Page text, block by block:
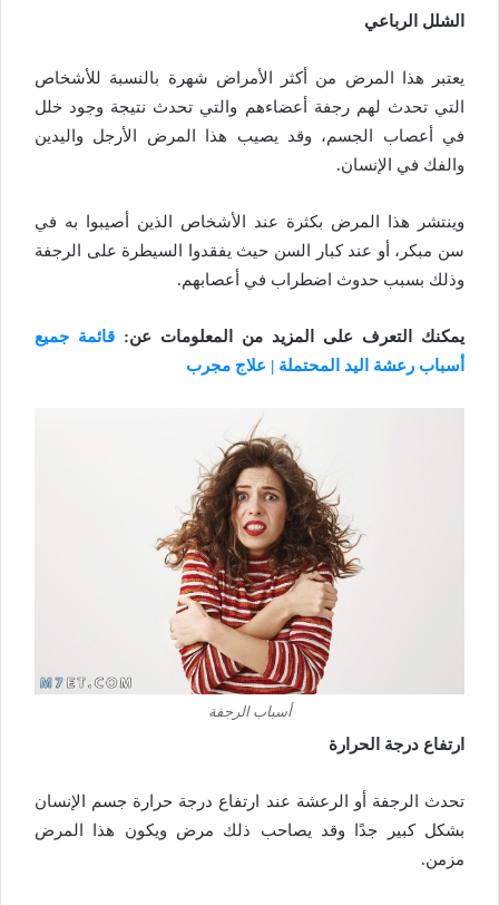
الشلل الرباعي
يعتبر هذا المرض من أكثر الأمراض شهرة بالنسبة للأشخاص
التي تحدث لهم رجفة أعضاءهم والتي تحدث نتيجة وجود خلل
في أعصاب الجسم، وقد يصيب هذا المرض الأرجل واليدين
والفك في الإنسان.
وينتشر هذا المرض بكثرة عند الأشخاص الذين أصيبوا به في
سن مبكر، أو عند كبار السن حيث يفقدوا السيطرة على الرجفة
وذلك بسبب حدوث اضطراب في أعصابهم.
يمكنك التعرف على المزيد من المعلومات عن: قائمة جميع
أسباب رعشة اليد المحتملة | علاج مجرب
أسباب الرجفة
ارتفاع درجة الحرارة
تحدث الرجفة أو الرعشة عند ارتفاع درجة حرارة جسم الإنسان
بشكل كبير جدًا وقد يصاحب ذلك مرض ويكون هذا المرض
مزمن.